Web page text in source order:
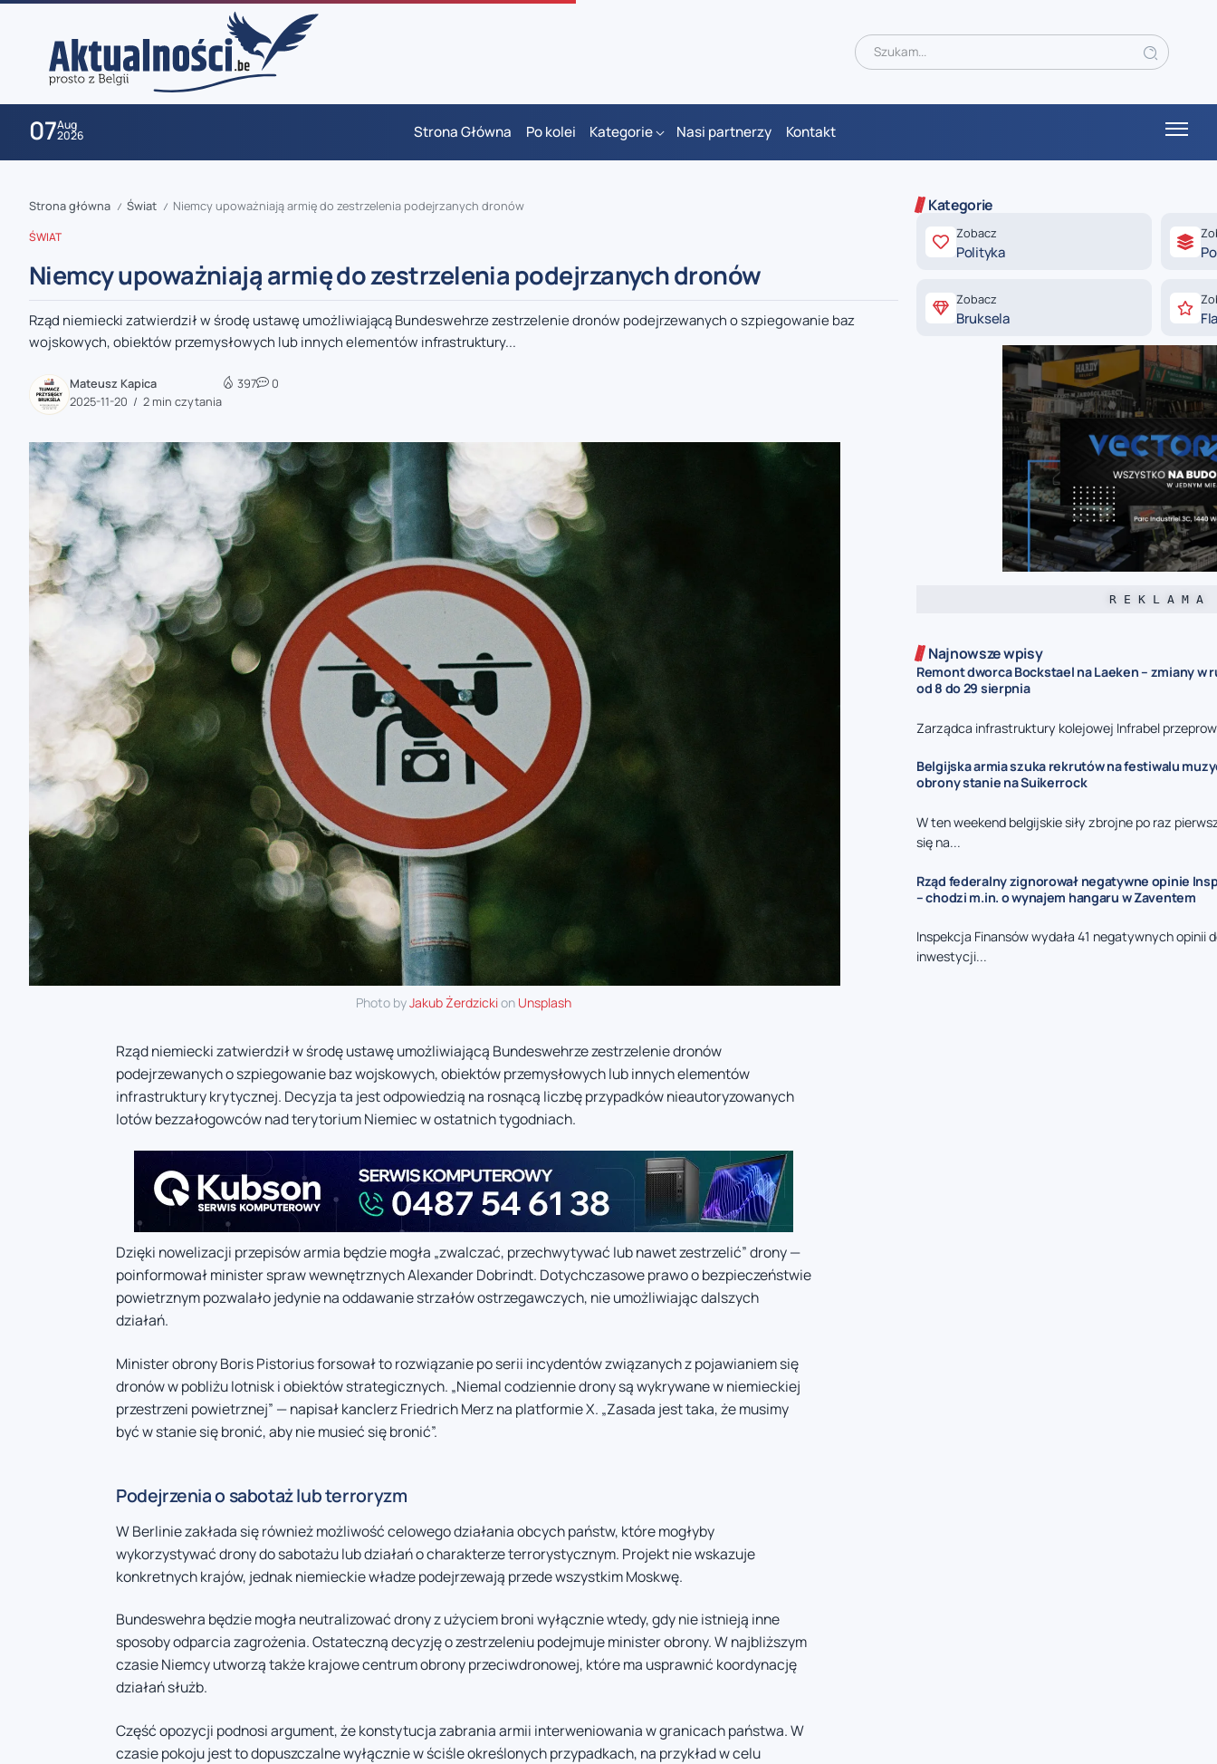
07Aug
2026 Strona Główna Po kolei Kategorie Nasi partnerzy Kontakt
zaobserwuj nas
zaobserwuj nas
zaobserwuj nas
zaobserwuj nas
zaobserwuj nas
Strona główna / Świat / Niemcy upoważniają armię do zestrzelenia podejrzanych dronów
ŚWIAT
Niemcy upoważniają armię do zestrzelenia podejrzanych dronów
Rząd niemiecki zatwierdził w środę ustawę umożliwiającą Bundeswehrze zestrzelenie dronów podejrzewanych o szpiegowanie baz
wojskowych, obiektów przemysłowych lub innych elementów infrastruktury...
Mateusz Kapica
2025-11-20
2 min czytania
397 0
Photo byJakub Żerdzickion Unsplash
Rząd niemiecki zatwierdził w środę ustawę umożliwiającą Bundeswehrze zestrzelenie dronów
podejrzewanych o szpiegowanie baz wojskowych, obiektów przemysłowych lub innych elementów
infrastruktury krytycznej. Decyzja ta jest odpowiedzią na rosnącą liczbę przypadków nieautoryzowanych
lotów bezzałogowców nad terytorium Niemiec w ostatnich tygodniach.
Dzięki nowelizacji przepisów armia będzie mogła „zwalczać, przechwytywać lub nawet zestrzelić” drony —
poinformował minister spraw wewnętrznych Alexander Dobrindt. Dotychczasowe prawo o bezpieczeństwie
powietrznym pozwalało jedynie na oddawanie strzałów ostrzegawczych, nie umożliwiając dalszych
działań.
Minister obrony Boris Pistorius forsował to rozwiązanie po serii incydentów związanych z pojawianiem się
dronów w pobliżu lotnisk i obiektów strategicznych. „Niemal codziennie drony są wykrywane w niemieckiej
przestrzeni powietrznej” — napisał kanclerz Friedrich Merz na platformie X. „Zasada jest taka, że musimy
być w stanie się bronić, aby nie musieć się bronić”.
Podejrzenia o sabotaż lub terroryzm
W Berlinie zakłada się również możliwość celowego działania obcych państw, które mogłyby
wykorzystywać drony do sabotażu lub działań o charakterze terrorystycznym. Projekt nie wskazuje
konkretnych krajów, jednak niemieckie władze podejrzewają przede wszystkim Moskwę.
Bundeswehra będzie mogła neutralizować drony z użyciem broni wyłącznie wtedy, gdy nie istnieją inne
sposoby odparcia zagrożenia. Ostateczną decyzję o zestrzeleniu podejmuje minister obrony. W najbliższym
czasie Niemcy utworzą także krajowe centrum obrony przeciwdronowej, które ma usprawnić koordynację
działań służb.
Część opozycji podnosi argument, że konstytucja zabrania armii interweniowania w granicach państwa. W
czasie pokoju jest to dopuszczalne wyłącznie w ściśle określonych przypadkach, na przykład w celu
Kategorie
Zobacz
Polityka
Zobacz
Bruksela
R E K L A M A
Najnowsze wpisy
Remont dworca Bockstael na Laeken – zmiany w
od 8 do 29 sierpnia
Zarządca infrastruktury kolejowej Infrabel
Belgijska armia szuka rekrutów na festiwalu
obrony stanie na Suikerrock
W ten weekend belgijskie siły zbrojne po raz
się na...
Rząd federalny zignorował negatywne opinie
– chodzi m.in. o wynajem hangaru w Zaventem
Inspekcja Finansów wydała 41 negatywnych opinii
inwestycji...